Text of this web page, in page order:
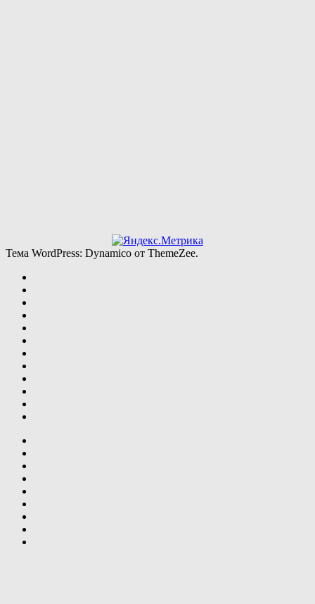
Тема WordPress: Dynamico от ThemeZee.